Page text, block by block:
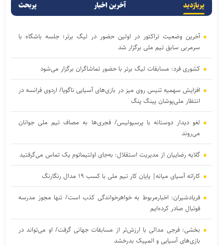
پربازدید آخرین اخبار پربحث
آخرین وضعیت تراکتور در اولین حضور در لیگ برتر؛ جلسه باشگاه با
سرمربی سابق تیم ملی برگزار شد
کشوری فرد: مسابقات لیگ برتر با حضور تماشاگران برگزار می‌شود
افزایش سهمیه تنیس روی میز در بازی‌های آسیایی ناگویا/ اردوی فرانسه در
انتظار ملی‌پوشان پینگ پنگ
لغو دیدار دوستانه با پرسپولیس/ فجری‌ها به مصاف تیم ملی جوانان
می‌روند
گلایه رضاییان از مدیریت استقلال: به‌جای اولتیماتوم یک تماس می‌گرفتید
کاراته آسیای میانه| پایان کار تیم ملی با کسب ۱۹ مدال رنگارنگ
فریادشیران: اخبارمربوط به خواهرخواندگی کذب است/ تنها مجوز مدرسه
فوتبال صادر کرده‌ایم
بخشی: فرجی مدالی با ارزش‌تر از مسابقات جهانی گرفت/ او می‌تواند در
بازی‌های آسیایی و المپیک بدرخشد